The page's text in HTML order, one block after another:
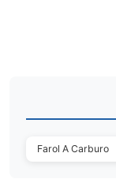
Farol A Carburo